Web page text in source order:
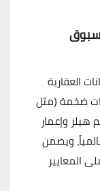
العقارية
ضخمة (مثل
هيلز وإعمار
ويضمن
المعايير